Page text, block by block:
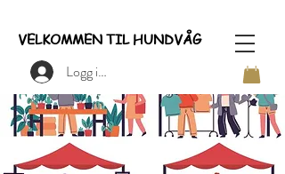
VELKOMMEN TIL HUNDVÅG
Logg inn